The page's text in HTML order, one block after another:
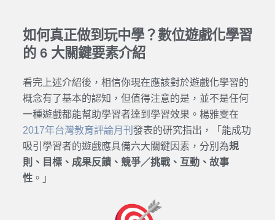
如何真正做到玩中學？數位遊戲化學習
的 6 大關鍵要素介紹
看完上述介紹後，相信你現在應該對於遊戲化學習的
概念有了基本的認知，但值得注意的是，並不是任何
一種遊戲都能幫助學習者達到學習效果。楊雅雯在
2017年台灣教育評論月刊 發表的研究指出，「能成功
吸引學習者的遊戲應具備六大關鍵因素，分別為規
則、目標、成果反饋、競爭／挑戰、互動、故事
性。」